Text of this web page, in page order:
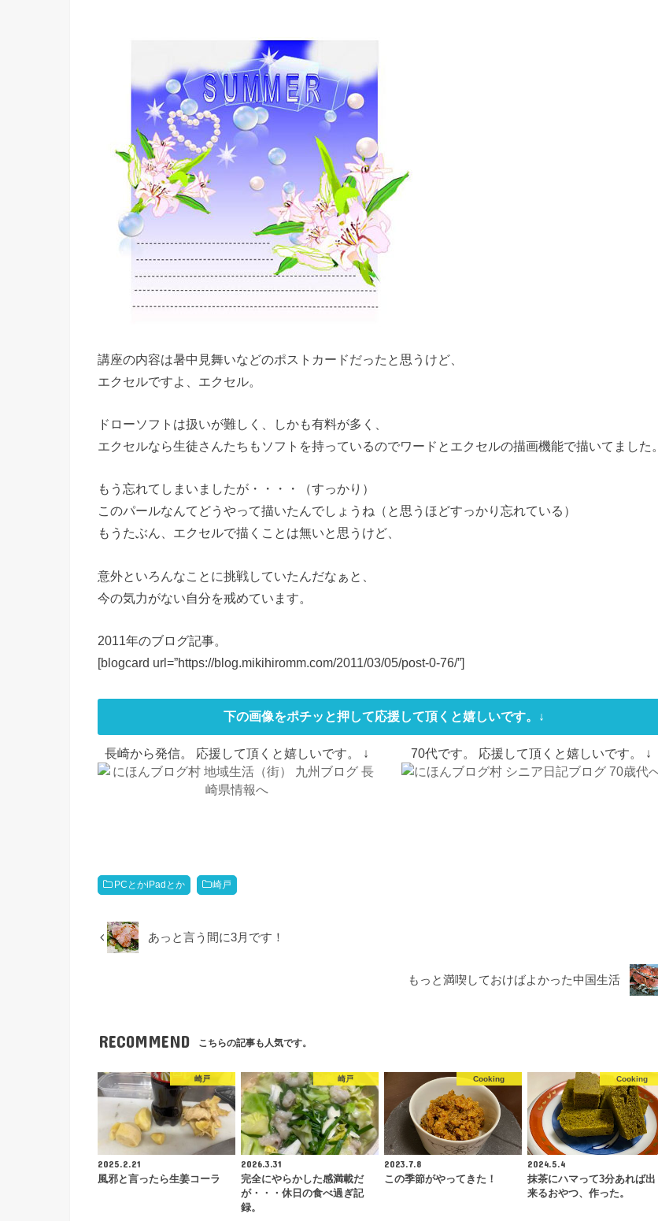
講座の内容は暑中見舞いなどのポストカードだったと思うけど、
エクセルですよ、エクセル。
ドローソフトは扱いが難しく、しかも有料が多く、
エクセルなら生徒さんたちもソフトを持っているのでワードとエクセルの描画機能で描いてました。
もう忘れてしまいましたが・・・・（すっかり）
このパールなんてどうやって描いたんでしょうね（と思うほどすっかり忘れている）
もうたぶん、エクセルで描くことは無いと思うけど、
意外といろんなことに挑戦していたんだなぁと、
今の気力がない自分を戒めています。
2011年のブログ記事。
[blogcard url=”https://blog.mikihiromm.com/2011/03/05/post-0-76/”]
下の画像をポチッと押して応援して頂くと嬉しいです。↓
長崎から発信。 応援して頂くと嬉しいです。 ↓ 70代です。 応援して頂くと嬉しいです。 ↓
PCとかiPadとか 崎戸
あっと言う間に3月です！
もっと満喫しておけばよかった中国生活
RECOMMEND こちらの記事も人気です。
崎戸
2025.2.21
風邪と言ったら生姜コーラ
崎戸
2026.3.31
完全にやらかした感満載だ
が・・・休日の食べ過ぎ記
録。
Cooking
2023.7.8
この季節がやってきた！
Cooking
2024.5.4
抹茶にハマって3分あれば出
来るおやつ、作った。